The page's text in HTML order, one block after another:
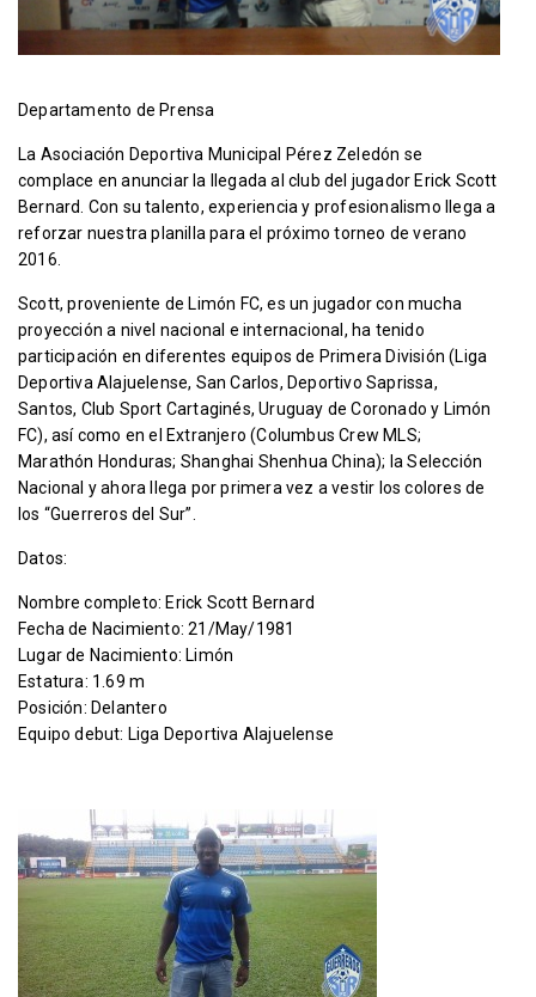
Departamento de Prensa
La Asociación Deportiva Municipal Pérez Zeledón se
complace en anunciar la llegada al club del jugador Erick Scott
Bernard. Con su talento, experiencia y profesionalismo llega a
reforzar nuestra planilla para el próximo torneo de verano
2016.
Scott, proveniente de Limón FC, es un jugador con mucha
proyección a nivel nacional e internacional, ha tenido
participación en diferentes equipos de Primera División (Liga
Deportiva Alajuelense, San Carlos, Deportivo Saprissa,
Santos, Club Sport Cartaginés, Uruguay de Coronado y Limón
FC), así como en el Extranjero (Columbus Crew MLS;
Marathón Honduras; Shanghai Shenhua China); la Selección
Nacional y ahora llega por primera vez a vestir los colores de
los “Guerreros del Sur”.
Datos:
Nombre completo: Erick Scott Bernard
Fecha de Nacimiento: 21/May/1981
Lugar de Nacimiento: Limón
Estatura: 1.69 m
Posición: Delantero
Equipo debut: Liga Deportiva Alajuelense